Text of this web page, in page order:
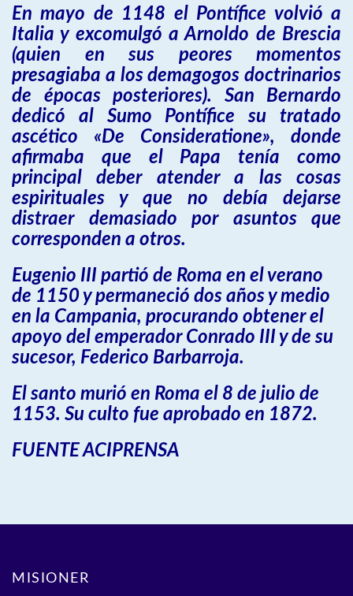
En mayo de 1148 el Pontífice volvió a
Italia y excomulgó a Arnoldo de Brescia
(quien en sus peores momentos
presagiaba a los demagogos doctrinarios
de épocas posteriores). San Bernardo
dedicó al Sumo Pontífice su tratado
ascético «De Consideratione», donde
afirmaba que el Papa tenía como
principal deber atender a las cosas
espirituales y que no debía dejarse
distraer demasiado por asuntos que
corresponden a otros.
Eugenio III partió de Roma en el verano
de 1150 y permaneció dos años y medio
en la Campania, procurando obtener el
apoyo del emperador Conrado III y de su
sucesor, Federico Barbarroja.
El santo murió en Roma el 8 de julio de
1153. Su culto fue aprobado en 1872.
FUENTE ACIPRENSA
MISIONER